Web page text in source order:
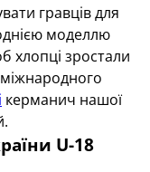
гравців для
моделлю
хлопці зростали
керманич нашої
U-18